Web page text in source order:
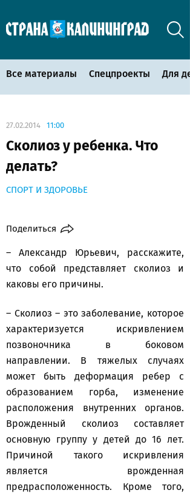
Все материалы Спецпроекты Для
27.02.2014 11:00
Сколиоз у ребенка. Что
делать?
СПОРТ И ЗДОРОВЬЕ
Поделиться
– Александр Юрьевич, расскажите,
что собой представляет сколиоз и
каковы его причины.
– Сколиоз – это заболевание, которое
характеризуется искривлением
позвоночника в боковом
направлении. В тяжелых случаях
может быть деформация ребер с
образованием горба, изменение
расположения внутренних органов.
Врожденный сколиоз составляет
основную группу у детей до 16 лет.
Причиной такого искривления
является врожденная
предрасположенность. Кроме того,